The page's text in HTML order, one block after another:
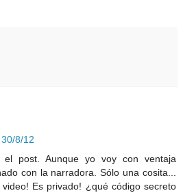
30/8/12
el post. Aunque yo voy con ventaja
con la narradora. Sólo una cosita...
Es privado! ¿qué código secreto